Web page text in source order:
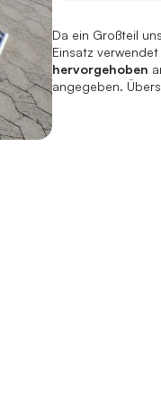
Da ein Großteil
Einsatz
hervorgehoben
angegeben.